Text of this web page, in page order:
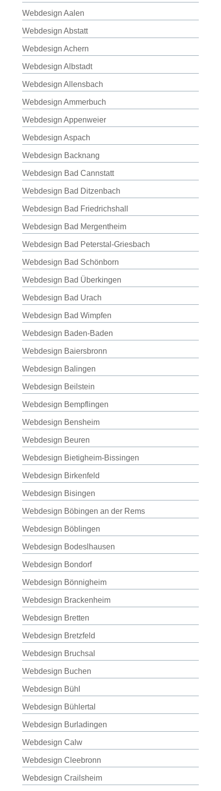
Webdesign Aalen
Webdesign Abstatt
Webdesign Achern
Webdesign Albstadt
Webdesign Allensbach
Webdesign Ammerbuch
Webdesign Appenweier
Webdesign Aspach
Webdesign Backnang
Webdesign Bad Cannstatt
Webdesign Bad Ditzenbach
Webdesign Bad Friedrichshall
Webdesign Bad Mergentheim
Webdesign Bad Peterstal-Griesbach
Webdesign Bad Schönborn
Webdesign Bad Überkingen
Webdesign Bad Urach
Webdesign Bad Wimpfen
Webdesign Baden-Baden
Webdesign Baiersbronn
Webdesign Balingen
Webdesign Beilstein
Webdesign Bempflingen
Webdesign Bensheim
Webdesign Beuren
Webdesign Bietigheim-Bissingen
Webdesign Birkenfeld
Webdesign Bisingen
Webdesign Böbingen an der Rems
Webdesign Böblingen
Webdesign Bodeslhausen
Webdesign Bondorf
Webdesign Bönnigheim
Webdesign Brackenheim
Webdesign Bretten
Webdesign Bretzfeld
Webdesign Bruchsal
Webdesign Buchen
Webdesign Bühl
Webdesign Bühlertal
Webdesign Burladingen
Webdesign Calw
Webdesign Cleebronn
Webdesign Crailsheim